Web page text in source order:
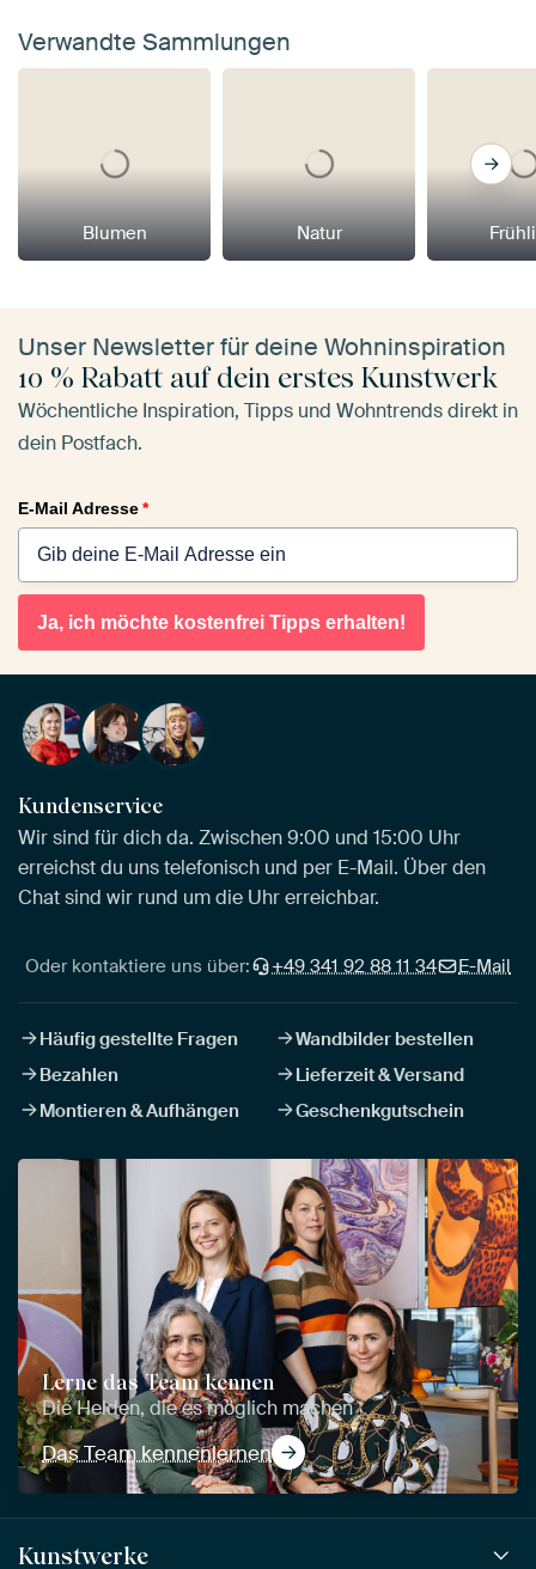
Verwandte Sammlungen
Blumen Natur
Unser Newsletter für deine Wohninspiration
10 % Rabatt auf dein erstes Kunstwerk
Wöchentliche Inspiration, Tipps und Wohntrends direkt in
dein Postfach.
E-Mail Adresse*
Ja, ich möchte kostenfrei Tipps erhalten!
Kundenservice
Wir sind für dich da. Zwischen 9:00 und 15:00 Uhr
erreichst du uns telefonisch und per E-Mail. Über den
Chat sind wir rund um die Uhr erreichbar.
Oder kontaktiere uns über: +49 341 92 88 11 34 E-Mail
Häufig gestellte Fragen
Wandbilder bestellen
Bezahlen
Lieferzeit & Versand
Montieren & Aufhängen
Geschenkgutschein
Lerne das Team kennen
Die Helden, die es möglich machen
Das Team kennenlernen
Kunstwerke